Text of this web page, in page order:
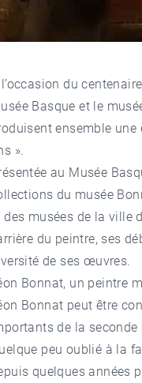
du
Basque et le
ensemble
».
au Musée
du musée
des musées de la ville
du peintre, ses
de ses œuvres.
Bonnat, un peintre
Bonnat peut être
de la seconde
peu oublié à la
quelques années